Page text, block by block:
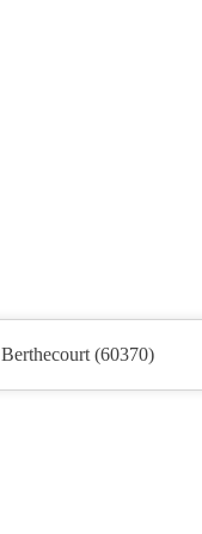
Berthecourt (60370)